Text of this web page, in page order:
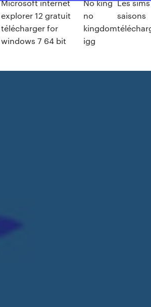
Microsoft internet
explorer 12 gratuit
télécharger for
windows 7 64 bit
No king
no
kingdom
igg
Les
saisons